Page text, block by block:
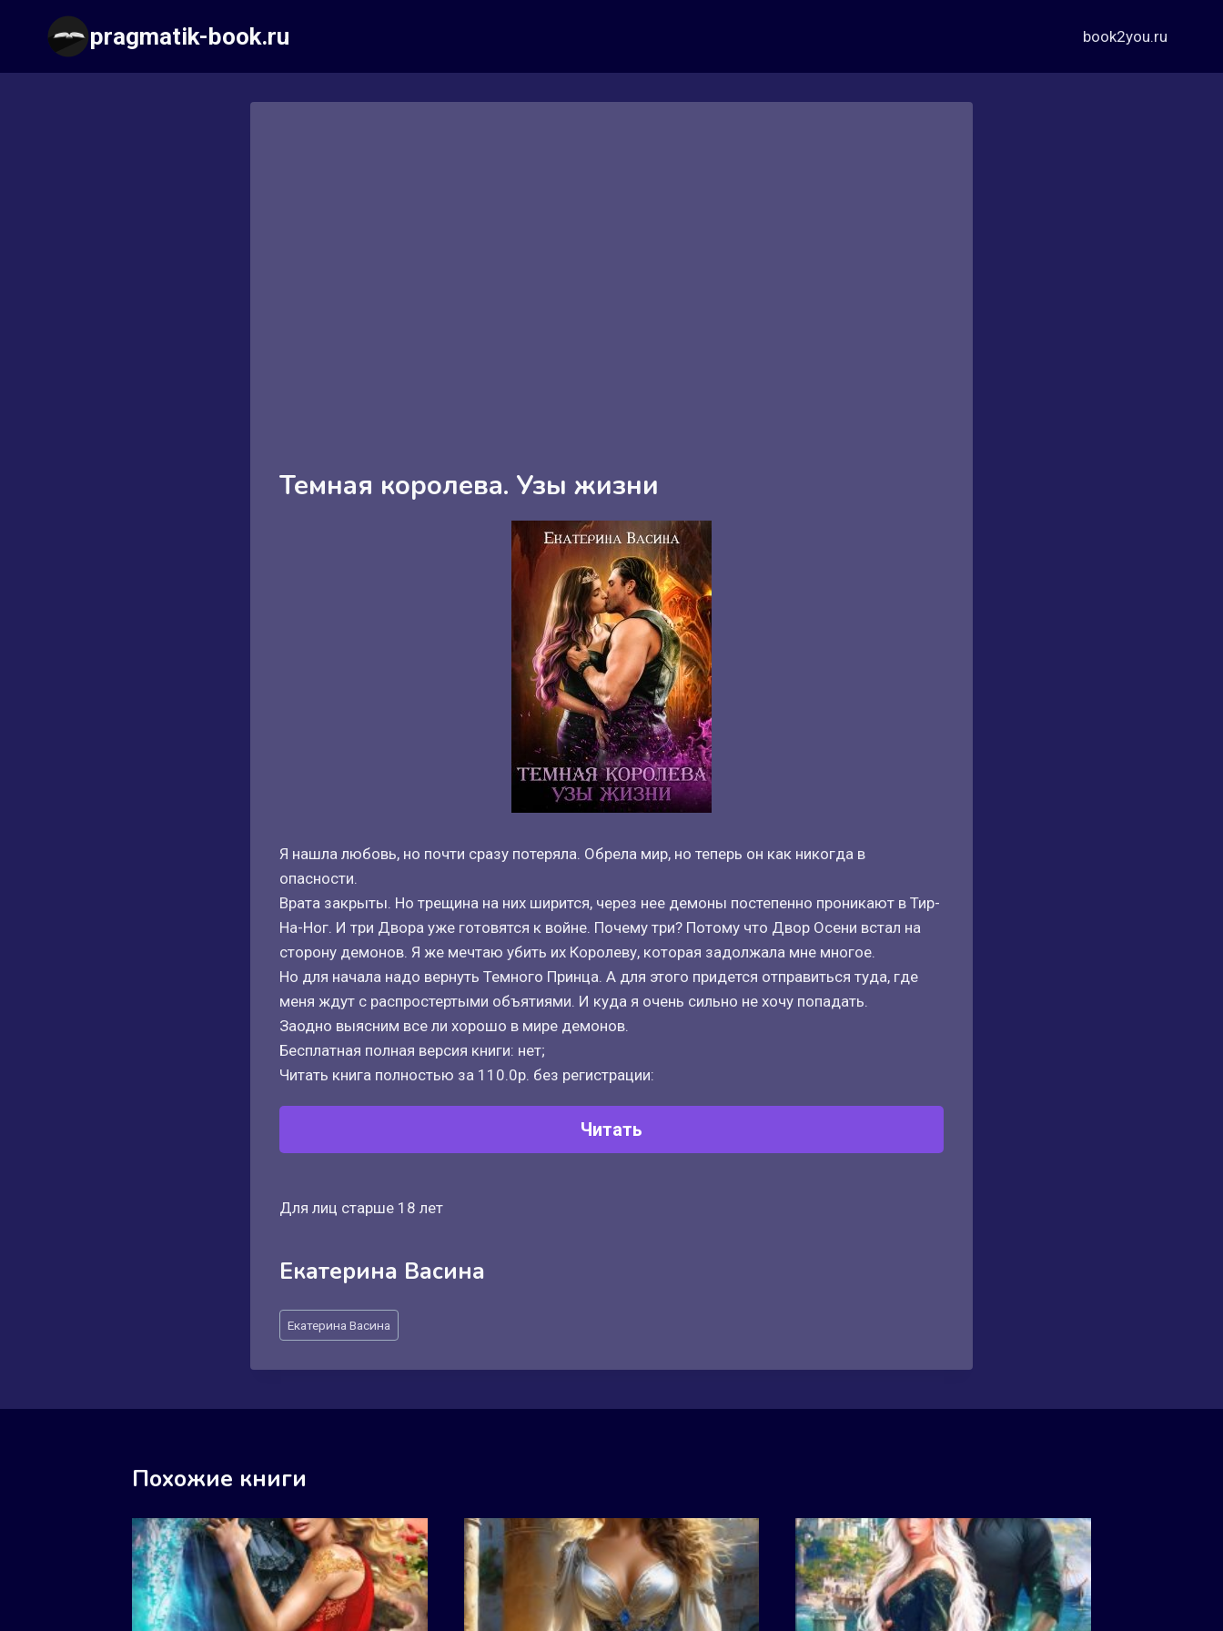
содержимому
pragmatik-book.ru book2you.ru
Темная королева. Узы жизни
Я нашла любовь, но почти сразу потеряла. Обрела мир, но теперь он как никогда в
опасности.
Врата закрыты. Но трещина на них ширится, через нее демоны постепенно проникают в Тир-
На-Ног. И три Двора уже готовятся к войне. Почему три? Потому что Двор Осени встал на
сторону демонов. Я же мечтаю убить их Королеву, которая задолжала мне многое.
Но для начала надо вернуть Темного Принца. А для этого придется отправиться туда, где
меня ждут с распростертыми объятиями. И куда я очень сильно не хочу попадать.
Заодно выясним все ли хорошо в мире демонов.
Бесплатная полная версия книги: нет;
Читать книга полностью за 110.0р. без регистрации:
Читать
Для лиц старше 18 лет
Екатерина Васина
Метки
записи:
Екатерина Васина
Похожие книги